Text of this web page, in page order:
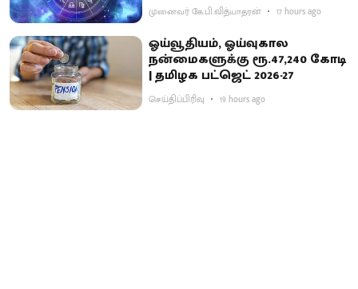
முனைவர் கே.பி.வித்யாதரன் 17 hours ago
ஓய்வூதியம், ஓய்வுகால
நன்மைகளுக்கு ரூ.47,240 கோடி
| தமிழக பட்ஜெட் 2026-27
செய்திப்பிரிவு 19 hours ago